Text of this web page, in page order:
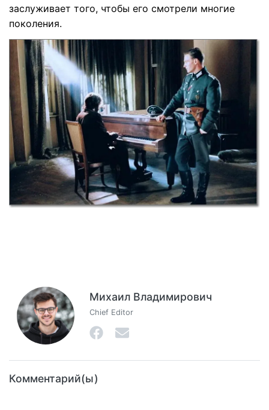
заслуживает того, чтобы его смотрели многие
поколения.
Михаил Владимирович
Chief Editor
Комментарий(ы)